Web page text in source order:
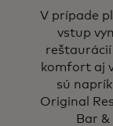
V prípade
vstup
reštaurácií
komfort aj
sú
Original
Bar